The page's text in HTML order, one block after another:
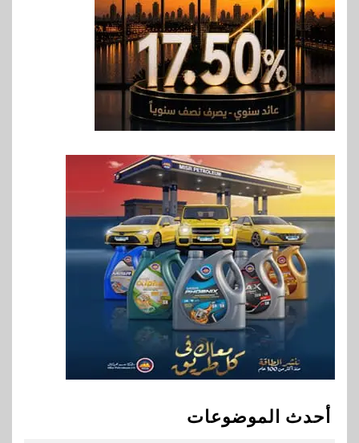
أحدث الموضوعات
سوق وصلة
هواوي: هاتف nova 15
Max بطارية ضخمة وتصميم متين
جهازًا مثاليًا للشباب
اقتصاد
إي اف چي فاينانس تستعرض
في سوق تحويلات المصريين
بالخارج
9
اخبار
بيان توضيحي صادر عن شركة
ناتجاس
سوق وصلة
vivo تشعل المنافسة في مصر
مع إطلاق Y500 المزود ببطارية